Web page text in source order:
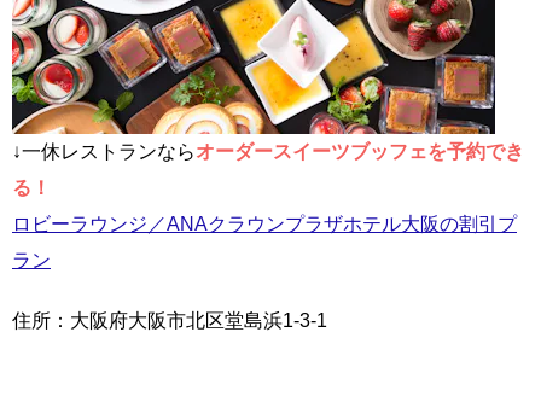
↓一休レストランならオーダースイーツブッフェを予約でき
る！
ロビーラウンジ／ANAクラウンプラザホテル大阪の割引プ
ラン
住所：大阪府大阪市北区堂島浜1-3-1